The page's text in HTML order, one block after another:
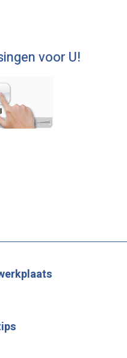
voor U!